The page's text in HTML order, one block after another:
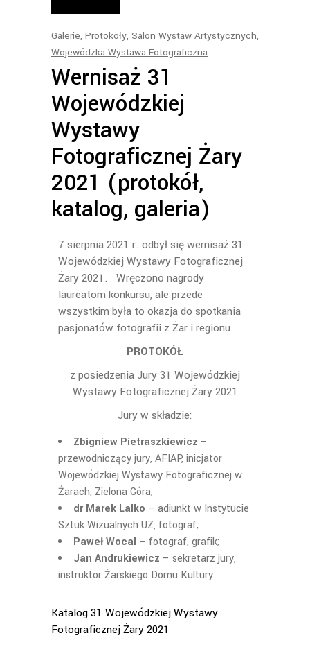
Galerie, Protokoły, Salon Wystaw Artystycznych,
Wojewódzka Wystawa Fotograficzna
Wernisaż 31
Wojewódzkiej
Wystawy
Fotograficznej Żary
2021 (protokół,
katalog, galeria)
7 sierpnia 2021 r. odbył się wernisaż 31
Wojewódzkiej Wystawy Fotograficznej
Żary 2021. Wręczono nagrody
laureatom konkursu, ale przede
wszystkim była to okazja do spotkania
pasjonatów fotografii z Żar i regionu.
PROTOKÓŁ
z posiedzenia Jury 31 Wojewódzkiej
Wystawy Fotograficznej Żary 2021
Jury w składzie:
Zbigniew Pietraszkiewicz –
przewodniczący jury, AFIAP, inicjator
Wojewódzkiej Wystawy Fotograficznej w
Żarach, Zielona Góra;
dr Marek Lalko – adiunkt w Instytucie
Sztuk Wizualnych UZ, fotograf;
Paweł Wocal – fotograf, grafik;
Jan Andrukiewicz – sekretarz jury,
instruktor Żarskiego Domu Kultury
Katalog 31 Wojewódzkiej Wystawy
Fotograficznej Żary 2021